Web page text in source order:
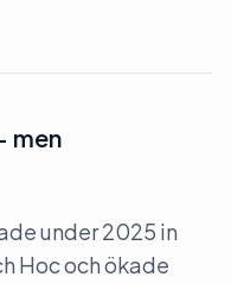
men
under 2025 in
Hoc och ökade